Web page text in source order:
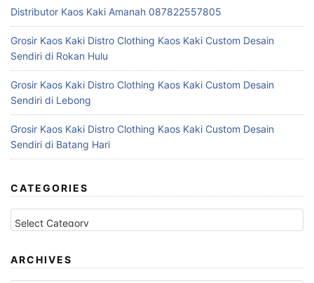
Distributor Kaos Kaki Amanah 087822557805
Grosir Kaos Kaki Distro Clothing Kaos Kaki Custom Desain
Sendiri di Rokan Hulu
Grosir Kaos Kaki Distro Clothing Kaos Kaki Custom Desain
Sendiri di Lebong
Grosir Kaos Kaki Distro Clothing Kaos Kaki Custom Desain
Sendiri di Batang Hari
CATEGORIES
Categories
ARCHIVES